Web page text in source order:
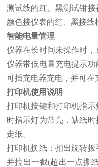
测试线的红、黑测试钳
颜色接仪表的红、黑接线
智能电量管理
仪器在长时间未操作时，
仪器带低电量充电提示
可插充电器充电，并可在
打印机使用说明
打印机按键和打印机指
时指示灯为常亮，缺纸
走纸
打印机换纸：扣出旋转扳
并拉出一截(超出一点撕